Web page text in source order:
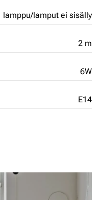
lamppu/lamput ei sisälly
2 m
6W
E14